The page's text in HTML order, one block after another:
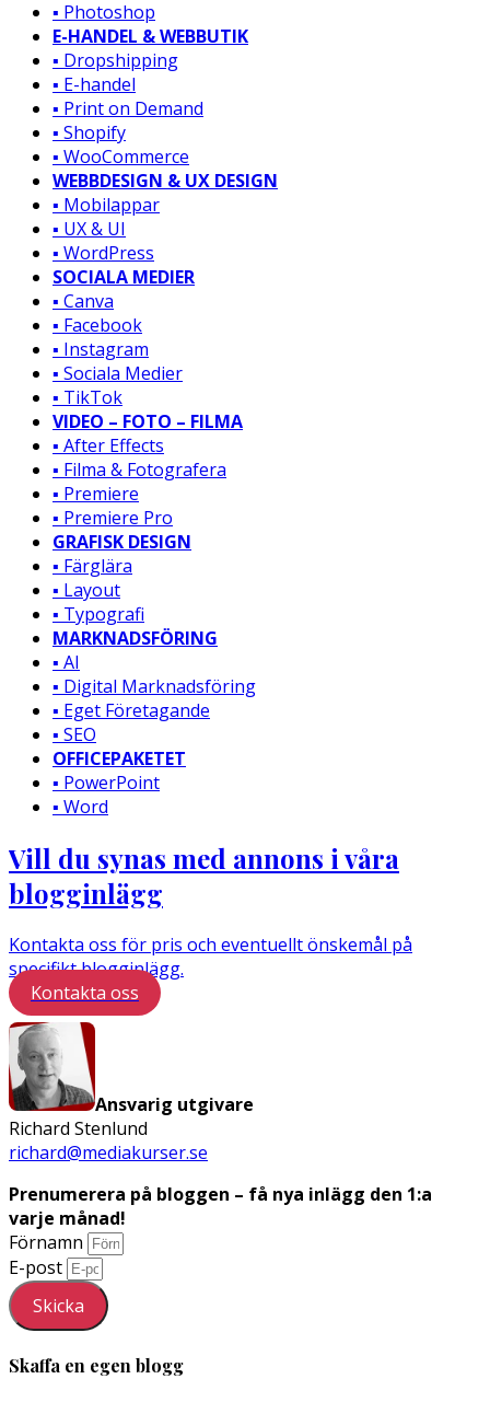
▪️ Photoshop
E-HANDEL & WEBBUTIK
▪️ Dropshipping
▪️ E-handel
▪️ Print on Demand
▪️ Shopify
▪️ WooCommerce
WEBBDESIGN & UX DESIGN
▪️ Mobilappar
▪️ UX & UI
▪️ WordPress
SOCIALA MEDIER
▪️ Canva
▪️ Facebook
▪️ Instagram
▪️ Sociala Medier
▪️ TikTok
VIDEO – FOTO – FILMA
▪️ After Effects
▪️ Filma & Fotografera
▪️ Premiere
▪️ Premiere Pro
GRAFISK DESIGN
▪️ Färglära
▪️ Layout
▪️ Typografi
MARKNADSFÖRING
▪️ AI
▪️ Digital Marknadsföring
▪️ Eget Företagande
▪️ SEO
OFFICEPAKETET
▪️ PowerPoint
▪️ Word
Vill du synas med annons i våra
blogginlägg
Kontakta oss för pris och eventuellt önskemål på
specifikt blogginlägg.
Kontakta oss
Ansvarig utgivare
Richard Stenlund
richard@mediakurser.se
Prenumerera på bloggen – få nya inlägg den 1:a
varje månad!
Förnamn
E-post
Skicka
Skaffa en egen blogg